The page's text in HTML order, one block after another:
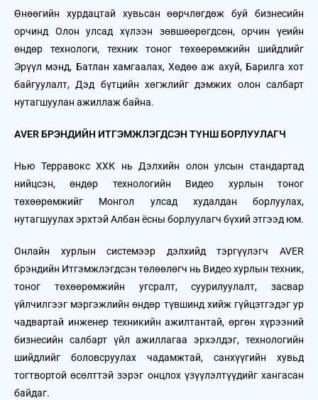
Өнөөгийн хурдацтай хувьсан өөрчлөгдөж буй бизнесийн
орчинд Олон улсад хүлээн зөвшөөрөгдсөн, орчин үеийн
өндөр технологи, техник тоног төхөөрөмжийн шийдлийг
Эрүүл мэнд, Батлан хамгаалах, Хөдөө аж ахуй, Барилга хот
байгуулалт, Дэд бүтцийн хөгжлийг дэмжих олон салбарт
нутагшуулан ажиллаж байна.
АVER БРЭНДИЙН ИТГЭМЖЛЭГДСЭН ТҮНШ БОРЛУУЛАГЧ
Нью Терравокс ХХК нь Дэлхийн олон улсын стандартад
нийцсэн, өндөр технологийн Видео хурлын тоног
төхөөрөмжийг Монгол улсад худалдан борлуулах,
нутагшуулах эрхтэй Албан ёсны борлуулагч бүхий этгээд юм.
Онлайн хурлын системээр дэлхийд тэргүүлэгч AVER
брэндийн Итгэмжлэгдсэн төлөөлөгч нь Видео хурлын техник,
тоног төхөөрөмжийн угсралт, суурилуулалт, засвар
үйлчилгээг мэргэжлийн өндөр түвшинд хийж гүйцэтгэдэг ур
чадвартай инженер техникийн ажилтантай, өргөн хүрээний
бизнесийн салбарт үйл ажиллагаа эрхэлдэг, технологийн
шийдлийг боловсруулах чадамжтай, санхүүгийн хувьд
тогтвортой өсөлттэй зэрэг онцлох үзүүлэлтүүдийг хангасан
байдаг.